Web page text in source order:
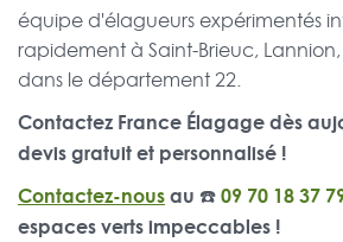
équipe d'élagueurs expérimentés
rapidement à Saint-Brieuc,
dans le département 22.
Contactez France Élagage dès
devis gratuit et personnalisé !
Contactez-nousau ☎️09 70 18 37
espaces verts impeccables !